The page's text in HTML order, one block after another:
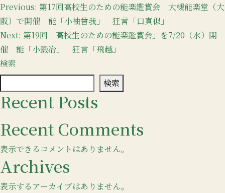
投
稿
ナ
ビ
ゲ
ー
シ
ョ
ン
Previous: 第17回高校生のための能楽鑑賞会 大槻能楽堂（大
阪）で開催 能「小袖曾我」 狂言「口真似」
Next: 第19回「高校生のための能楽鑑賞会」を7/20（水）開
催 能「小鍛冶」 狂言「飛越」
検索
検索
Recent Posts
Recent Comments
表示できるコメントはありません。
Archives
表示するアーカイブはありません。